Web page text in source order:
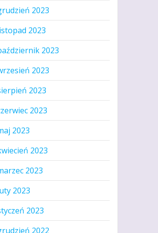
2023
2023
2023
2023
2023
2023
2023
2023
2023
2023
2023
2022